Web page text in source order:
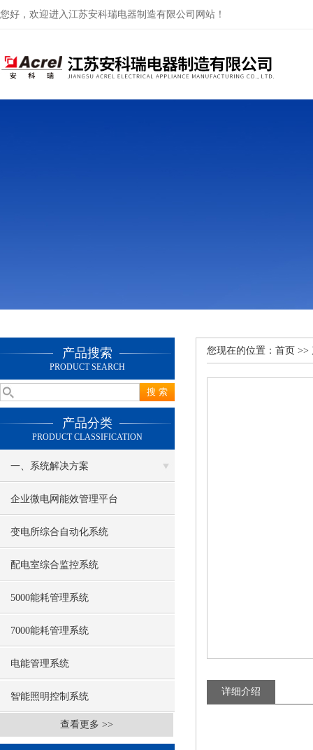
您好，欢迎进入江苏安科瑞电器制造有限公司网站！
产品搜索
PRODUCT SEARCH
产品分类
PRODUCT CLASSIFICATION
一、系统解决方案
企业微电网能效管理平台
变电所综合自动化系统
配电室综合监控系统
5000能耗管理系统
7000能耗管理系统
电能管理系统
智能照明控制系统
查看更多 >>
您现在的位置： 首页 >>
详细介绍